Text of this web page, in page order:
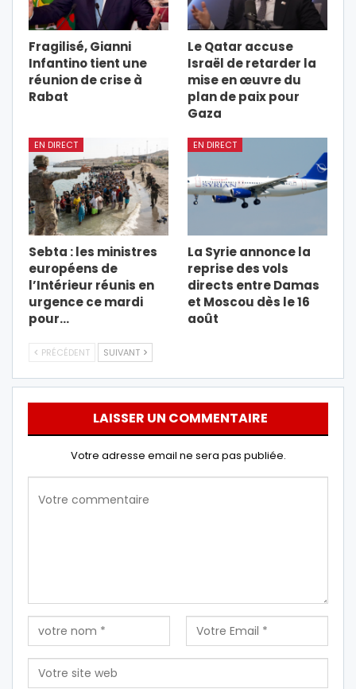
Fragilisé, Gianni
Infantino tient une
réunion de crise à
Rabat
Le Qatar accuse
Israël de retarder la
mise en œuvre du
plan de paix pour
Gaza
EN DIRECT
Sebta : les ministres
européens de
l’Intérieur réunis en
urgence ce mardi
pour…
EN DIRECT
La Syrie annonce la
reprise des vols
directs entre Damas
et Moscou dès le 16
août
PRÉCÉDENT SUIVANT
LAISSER UN COMMENTAIRE
Votre adresse email ne sera pas publiée.